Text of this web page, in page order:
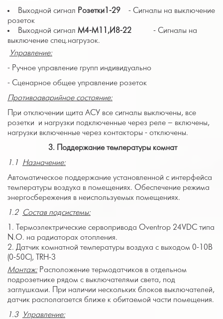
Выходной сигнал Розетки1-29 - Сигналы на выключение
розеток
Выходной сигнал M4-M 11,И8-22 - Сигналы на
выключение спец.нагрузок.
Управление:
- Ручное управление групп индивидуально
- Сценарное общее управление розеток
Противоаварийное состояние:
При отключении щита АСУ все сигналы выключены, все
розетки и нагрузки подключенные через реле – включены,
нагрузки включенные через контакторы - отключены.
3.
Поддержание температуры комнат
1.1 Назначение:
Автоматическое поддержание установленной с интерфейса
температуры воздуха в помещениях. Обеспечение режима
энергосбережения в неиспользуемых помещениях.
1.2 Состав подсистемы:
Термоэлектрические сервопривода Oventrop 24VDC типа
N.O. на радиаторах отопления.
Датчик комнатной температуры воздуха с выходом 0-10В
(0-50С), TRH-3
Монтаж: Расположение термодатчиков в отдельном
подрозетнике рядом с выключателями света, под
заглушками. При наличии нескольких блоков выключателей,
датчик располагается ближе к обитаемой части помещения.
1.3
Управление: